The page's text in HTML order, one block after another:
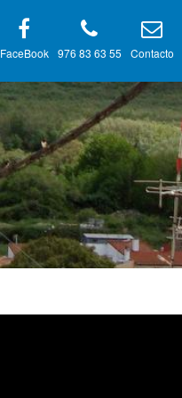
Contacto
976 83 63 55
FaceBook